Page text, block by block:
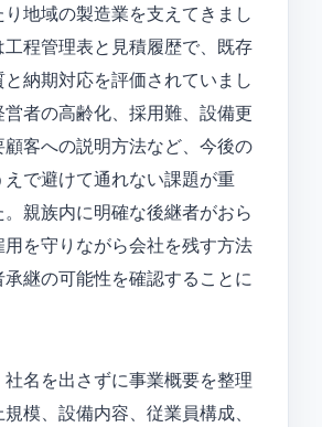
地域の製造業を支えてきまし
工程管理表と見積履歴で、既存
納期対応を評価されていまし
者の高齢化、採用難、設備更
顧客への説明方法など、今後の
で避けて通れない課題が重
親族内に明確な後継者がおら
を守りながら会社を残す方法
承継の可能性を確認することに
名を出さずに事業概要を整理
模、設備内容、従業員構成、